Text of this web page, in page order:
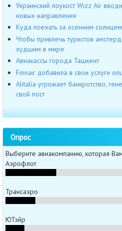
Украинский лоукост Wizz Air
новых направления
Куда поехать за осенним
Чтобы привлечь туристов
худшим в мире
Авиакассы города Ташкент
Finnair добавила в свои услуги
Alitalia угрожает банкротство,
свой пост
Опрос
Выберите авиакомпанию, которая
Аэрофлот
Трансаэро
ЮТэйр